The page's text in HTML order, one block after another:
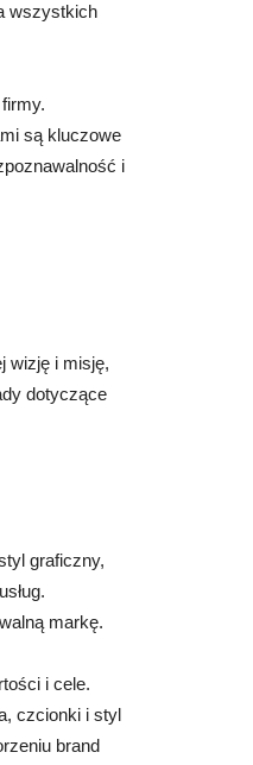
wszystkich
są kluczowe
i
wizję i misję,
dotyczące
graficzny,
markę.
i cele.
czcionki i styl
brand